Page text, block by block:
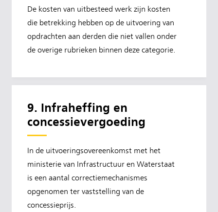
De kosten van uitbesteed werk zijn kosten
die betrekking hebben op de uitvoering van
opdrachten aan derden die niet vallen onder
de overige rubrieken binnen deze categorie.
9. Infraheffing en
concessievergoeding
In de uitvoeringsovereenkomst met het
ministerie van Infrastructuur en Waterstaat
is een aantal correctiemechanismes
opgenomen ter vaststelling van de
concessieprijs.